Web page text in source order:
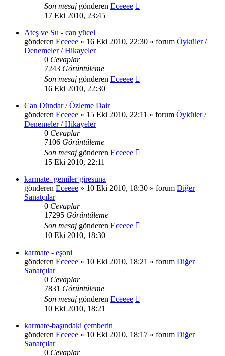
Son mesaj gönderen Eceeee
17 Eki 2010, 23:45
Ateş ve Su - can yücel
gönderen Eceeee » 16 Eki 2010, 22:30 » forum Öyküler /
Denemeler / Hikayeler
0 Cevaplar
7243 Görüntüleme
Son mesaj gönderen Eceeee
16 Eki 2010, 22:30
Can Dündar / Özleme Dair
gönderen Eceeee » 15 Eki 2010, 22:11 » forum Öyküler /
Denemeler / Hikayeler
0 Cevaplar
7106 Görüntüleme
Son mesaj gönderen Eceeee
15 Eki 2010, 22:11
karmate- gemiler giresuna
gönderen Eceeee » 10 Eki 2010, 18:30 » forum Diğer
Sanatçılar
0 Cevaplar
17295 Görüntüleme
Son mesaj gönderen Eceeee
10 Eki 2010, 18:30
karmate - eşoni
gönderen Eceeee » 10 Eki 2010, 18:21 » forum Diğer
Sanatçılar
0 Cevaplar
7831 Görüntüleme
Son mesaj gönderen Eceeee
10 Eki 2010, 18:21
karmate-başındaki çemberin
gönderen Eceeee » 10 Eki 2010, 18:17 » forum Diğer
Sanatçılar
0 Cevaplar